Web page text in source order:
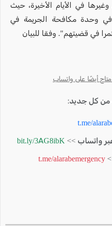
في الأيام الأخيرة، حيث
وحدة مكافحة الجريمة في
في قضيتهم". وفقا للبيان
متاح أيضًا على واتساب
من كل جديد:
t.me/
واتساب >> bit.ly/3AG8ibK
t.me/alarabemergency